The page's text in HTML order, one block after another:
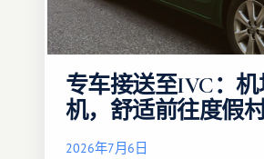
专车接送至IVC：
机，舒适前往度假
2026年7月6日